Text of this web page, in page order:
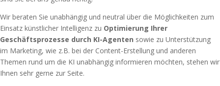
Wir beraten Sie unabhängig und neutral über die Möglichkeiten zum
Einsatz künstlicher Intelligenz zu Optimierung Ihrer
Geschäftsprozesse durch KI-Agenten sowie zu Unterstützung
im Marketing, wie z.B. bei der Content-Erstellung und anderen
Themen rund um die KI unabhängig informieren möchten, stehen wir
Ihnen sehr gerne zur Seite.